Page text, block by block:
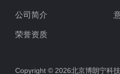
公司简介
荣誉资质
Copyright © 2026北京博朗宁科